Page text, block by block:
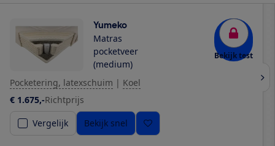
Yumeko
Matras
pocketveer
(medium)
Bekijk test
Pocketering, latexschuim | Koel
€ 1.675,-Richtprijs
Vergelijk
Bekijk snel